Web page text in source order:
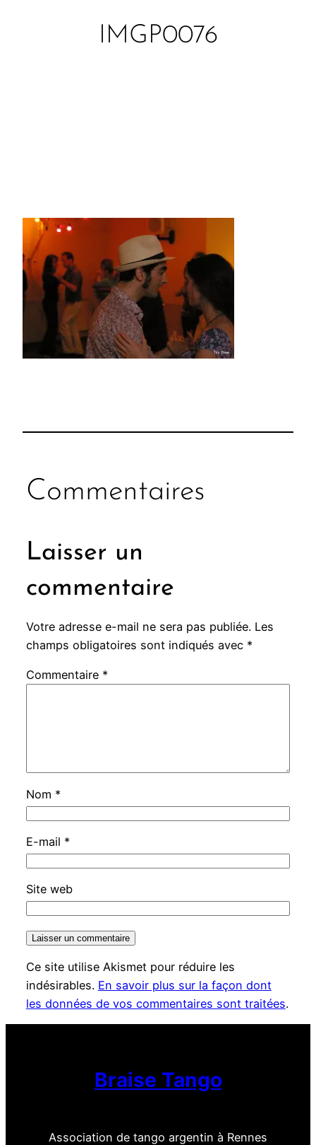
IMGP0076
Commentaires
Laisser un
commentaire
Votre adresse e-mail ne sera pas publiée. Les
champs obligatoires sont indiqués avec *
Commentaire *
Nom *
E-mail *
Site web
Ce site utilise Akismet pour réduire les
indésirables. En savoir plus sur la façon dont
les données de vos commentaires sont traitées.
Braise Tango
Association de tango argentin à Rennes